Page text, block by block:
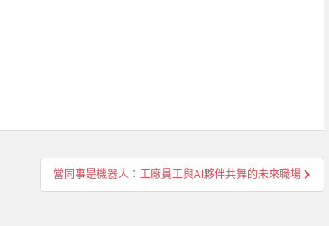
當同事是機器人：工廠員工與AI夥伴共舞的未來職場